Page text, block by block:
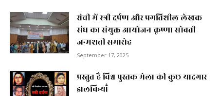
रांची में स्त्री दर्पण और प्रगतिशील लेखक
संघ का संयुक्त आयोजन कृष्णा सोबती
जन्मशती समारोह
September 17, 2025
प्रस्तुत है विश्व पुस्तक मेला की कुछ यादगार
झलकियाॅं